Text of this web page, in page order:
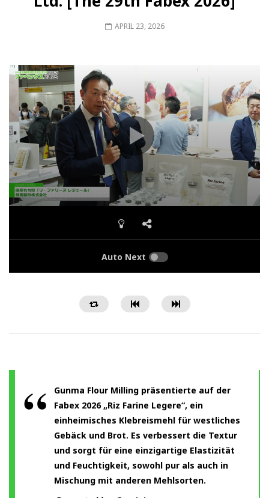
APRIL 23, 2026
Auto Next
Gunma Flour Milling präsentierte auf der
Fabex 2026 „Riz Farine Legere“, ein
einheimisches Klebreismehl für westliches
Gebäck und Brot. Es verbessert die Textur
und sorgt für eine einzigartige Elastizität
und Feuchtigkeit, sowohl pur als auch in
Mischung mit anderen Mehlsorten.